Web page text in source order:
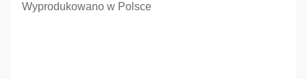
Wyprodukowano w Polsce